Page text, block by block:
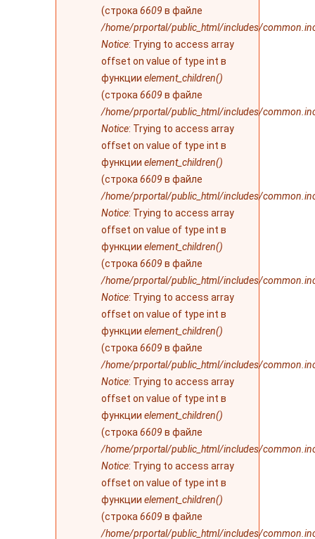
(строка 6609 в файле
/home/prportal/public_html/includes/
Notice: Trying to access array
offset on value of type int в
функции element_children()
(строка 6609 в файле
/home/prportal/public_html/includes/
Notice: Trying to access array
offset on value of type int в
функции element_children()
(строка 6609 в файле
/home/prportal/public_html/includes/
Notice: Trying to access array
offset on value of type int в
функции element_children()
(строка 6609 в файле
/home/prportal/public_html/includes/
Notice: Trying to access array
offset on value of type int в
функции element_children()
(строка 6609 в файле
/home/prportal/public_html/includes/
Notice: Trying to access array
offset on value of type int в
функции element_children()
(строка 6609 в файле
/home/prportal/public_html/includes/
Notice: Trying to access array
offset on value of type int в
функции element_children()
(строка 6609 в файле
/home/prportal/public_html/includes/